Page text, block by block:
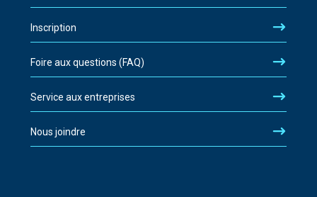
Inscription
Foire aux questions (FAQ)
Service aux entreprises
Nous joindre